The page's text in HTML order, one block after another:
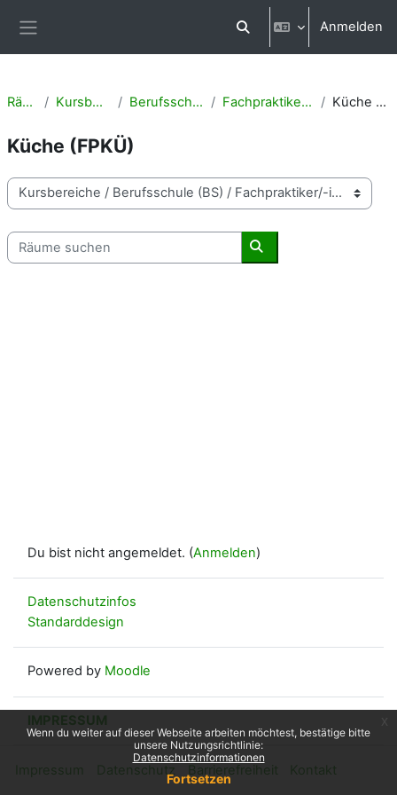
Wenn du weiter auf dieser Webseite arbeiten möchtest, bestätige bitte
unsere Nutzungsrichtlinie:
Datenschutzinformationen
Fortsetzen
Sucheingabe umschalten
Anmelden
Räume Kursbereiche Berufsschule (BS) Fachpraktiker/-in (FP) Küche (FPKÜ)
Küche (FPKÜ)
Raumbereiche
Räume suchen
Räume suchen
Du bist nicht angemeldet. (Anmelden)
Datenschutzinfos
Standarddesign
Powered by Moodle
IMPRESSUM
Impressum Datenschutz Barrierefreiheit Kontakt